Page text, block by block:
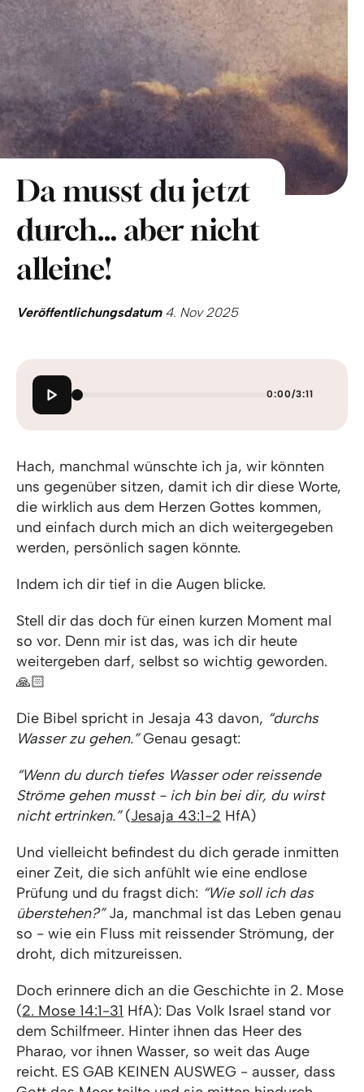
Da musst du jetzt
durch… aber nicht
alleine!
Veröffentlichungsdatum4. Nov 2025
0:00/3:11
Hach, manchmal wünschte ich ja, wir könnten
uns gegenüber sitzen, damit ich dir diese Worte,
die wirklich aus dem Herzen Gottes kommen,
und einfach durch mich an dich weitergegeben
werden, persönlich sagen könnte.
Indem ich dir tief in die Augen blicke.
Stell dir das doch für einen kurzen Moment mal
so vor. Denn mir ist das, was ich dir heute
weitergeben darf, selbst so wichtig geworden.
🙏🏻
Die Bibel spricht in Jesaja 43 davon, “durchs
Wasser zu gehen.”Genau gesagt:
“Wenn du durch tiefes Wasser oder reissende
Ströme gehen musst - ich bin bei dir, du wirst
nicht ertrinken.”(Jesaja 43:1-2 HfA)
Und vielleicht befindest du dich gerade inmitten
einer Zeit, die sich anfühlt wie eine endlose
Prüfung und du fragst dich: “Wie soll ich das
überstehen?”Ja, manchmal ist das Leben genau
so - wie ein Fluss mit reissender Strömung, der
droht, dich mitzureissen.
Doch erinnere dich an die Geschichte in 2. Mose
(2. Mose 14:1-31 HfA): Das Volk Israel stand vor
dem Schilfmeer. Hinter ihnen das Heer des
Pharao, vor ihnen Wasser, so weit das Auge
reicht. ES GAB KEINEN AUSWEG - ausser, dass